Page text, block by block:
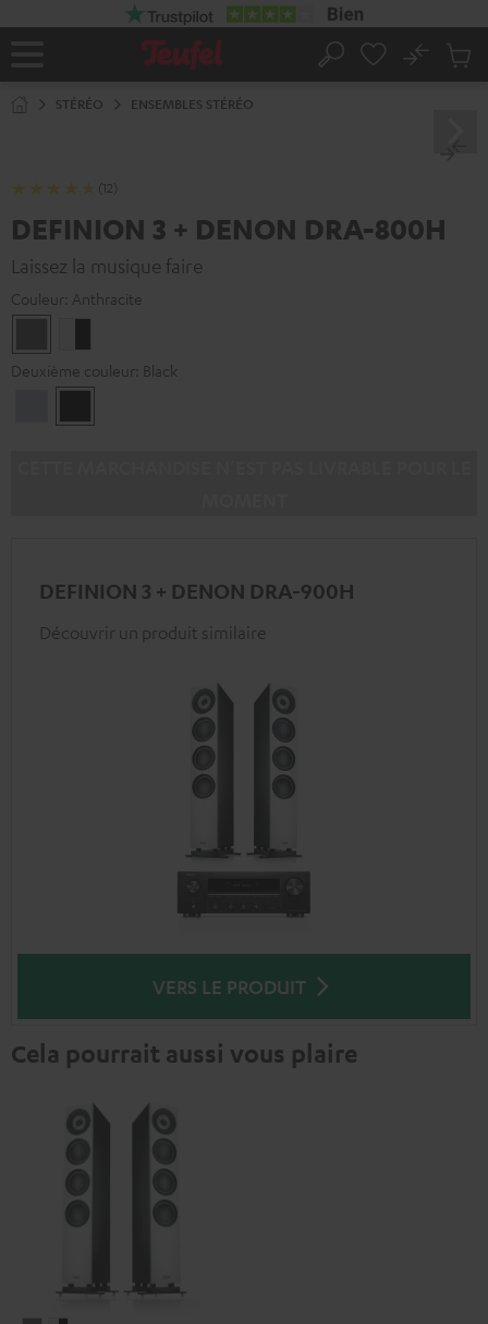
Page
Rechercher
No
STÉRÉO ENSEMBLES STÉRÉO
(12)
DEFINION 3 + DENON DRA-800H
Laissez la musique faire
Couleur: Anthracite
Noir
Deuxième couleur: Black
Silber
DEFINION 3 + DENON DRA-900H
Découvrir un produit similaire
VERS LE PRODUIT
Cela pourrait aussi vous plaire